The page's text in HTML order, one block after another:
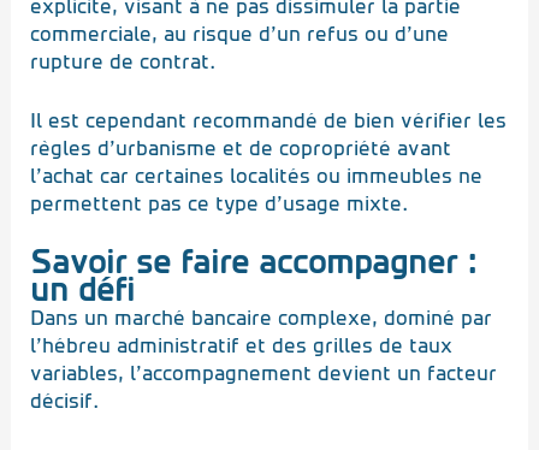
explicite, visant à ne pas dissimuler la partie
commerciale, au risque d’un refus ou d’une
rupture de contrat.
Il est cependant recommandé de bien vérifier les
règles d’urbanisme et de copropriété avant
l’achat car certaines localités ou immeubles ne
permettent pas ce type d’usage mixte.
Savoir se faire accompagner :
un défi
Dans un marché bancaire complexe, dominé par
l’hébreu administratif et des grilles de taux
variables, l’accompagnement devient un facteur
décisif.